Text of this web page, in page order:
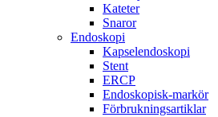
Kateter
Snaror
Endoskopi
Kapselendoskopi
Stent
ERCP
Endoskopisk-markör
Förbrukningsartiklar